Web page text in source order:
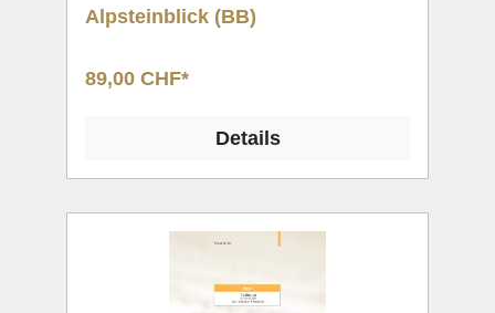
Alpsteinblick (BB)
89,00 CHF*
Details